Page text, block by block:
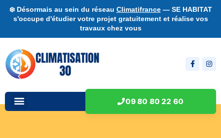
❄️ Désormais au sein du réseau Climatifrance— SE HABITAT
s'occupe d'étudier votre projet gratuitement et réalise vos
travaux chez vous
09 80 80 22 60